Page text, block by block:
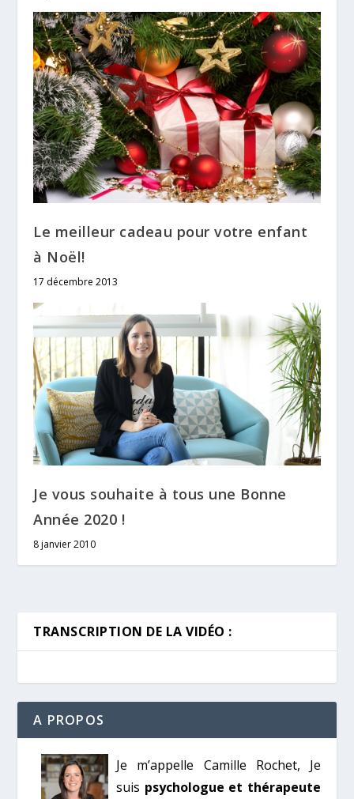
Le meilleur cadeau pour votre enfant
à Noël!
17 décembre 2013
Je vous souhaite à tous une Bonne
Année 2020 !
8 janvier 2010
TRANSCRIPTION DE LA VIDÉO :
A PROPOS
Je m’appelle Camille Rochet, Je
suis psychologue et thérapeute